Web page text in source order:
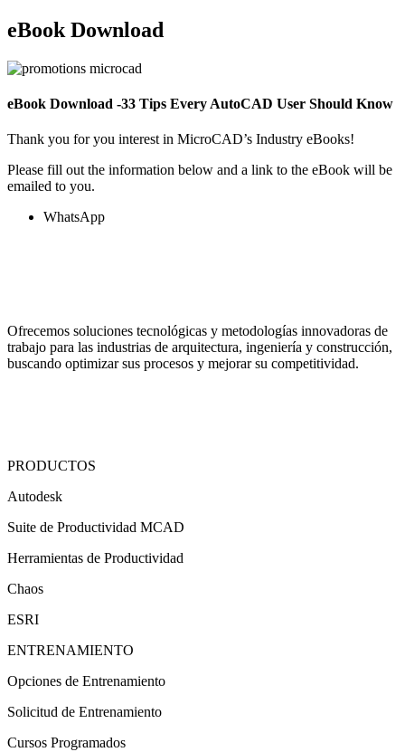
eBook Download
eBook Download -33 Tips Every AutoCAD User Should Know
Thank you for you interest in MicroCAD’s Industry eBooks!
Please fill out the information below and a link to the eBook will be
emailed to you.
WhatsApp
Ofrecemos soluciones tecnológicas y metodologías innovadoras de
trabajo para las industrias de arquitectura, ingeniería y construcción,
buscando optimizar sus procesos y mejorar su competitividad.
PRODUCTOS
Autodesk
Suite de Productividad MCAD
Herramientas de Productividad
Chaos
ESRI
ENTRENAMIENTO
Opciones de Entrenamiento
Solicitud de Entrenamiento
Cursos Programados